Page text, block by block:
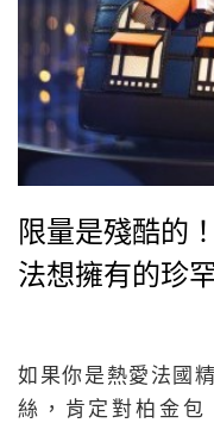
限量是殘酷的
法想擁有的珍
如果你是熱愛法國
絲，肯定對柏金包